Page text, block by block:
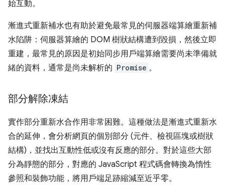
始互動。
漸進式重新補水也有助於避免最常見的伺服器端算繪重新補
水陷阱：伺服器算繪的 DOM 樹狀結構遭到毀損，然後立即
重建，最常見的原因是初始同步用戶端算繪需要尚未準備就
緒的資料，通常是尚未解析的 Promise 。
部分解除凍結
實作部分重新水合作用非常困難。這種做法是漸進式重新水
合的延伸，會分析網頁的個別部分 (元件、檢視區塊或樹狀
結構)，並找出互動性低或沒有反應的部分。對於這些大部
分為靜態的部分，對應的 JavaScript 程式碼會轉換為惰性
參照和裝飾功能，將用戶端足跡縮減至近乎零。